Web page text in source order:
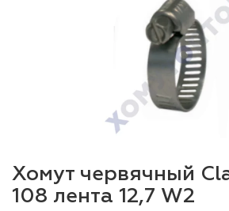
Хомут червячный
108 лента 12,7 W2